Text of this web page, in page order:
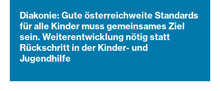
Diakonie: Gute österreichweite Standards
für alle Kinder muss gemeinsames Ziel
sein. Weiterentwicklung nötig statt
Rückschritt in der Kinder- und
Jugendhilfe